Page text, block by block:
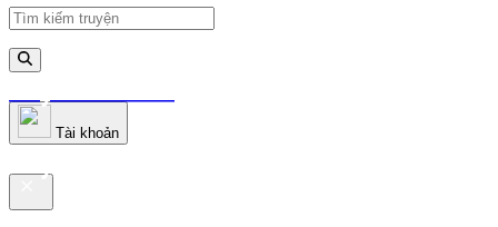
truyenfullz.com
Tài khoản
truyenfullz.com